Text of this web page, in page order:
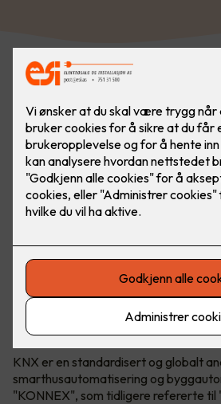
KNX Association både utvikler og
kan brukes i både næringsbygg,
Hva er egentlig KNX?
KNX er en standardisert og globalt
smarthusautomatisering og
"KONNEX", som tidligere refererte til